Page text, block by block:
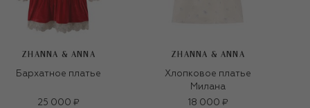
ZHANNA & ANNA
Бархатное платье
25 000 ₽
ZHANNA & ANNA
Хлопковое платье
Милана
18 000 ₽